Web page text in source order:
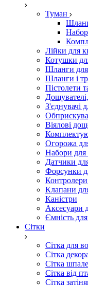
Туман
Лійки для
Котушки
Шланги
Шланги і
Пістолети
З'єднувачі
Віялові
Огорожа
Набори для
Датчики
Форсунки
Клапани
Каністри
Аксесуари
Ємність
Сітки
Сітка для
Сітка
Сітка
Сітка від
Сітка